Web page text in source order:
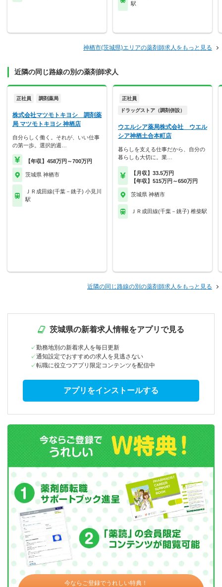
駅
神栖市(茨城県)エリアの薬剤師求人をもっと見る
近隣の同じ路線の別の薬剤師求人
正社員 調剤薬局
株式会社マツモトキヨシ 調剤薬
局 マツモトキヨシ 神栖店
自分らしく働く。それが、いい仕事
の第一歩。選択的週…
【年収】458万円～700万円
茨城県 神栖市
ＪＲ成田線(千葉－銚子) 小見川
駅
正社員
ドラッグストア（調剤併設）
ウエルシア薬局株式会社 ウエル
シア神栖土合本町店
暮らしを支える仕事だから、自分の
暮らしも大切に。業…
【月収】33.5万円
【年収】515万円～650万円
茨城県 神栖市
ＪＲ成田線(千葉－銚子) 椎柴駅
近隣の同じ路線の別の薬剤師求人をもっと見る
茨城県の新着求人情報をアプリで見る
勤務地別の新着求人を毎日更新
通知設定でおすすめの求人を見逃さない
転職に役立つアプリ限定コンテンツを配信中
アプリをインストールする
今ならご登録でうれしい特典！